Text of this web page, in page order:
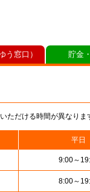
ただける時間が異なりま
平日
9:00～
8:00～
う窓口） 貯金